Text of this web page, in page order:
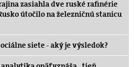
zasiahla dve ruské rafinérie
útočilo na železničnú stanicu
siete - aký je výsledok?